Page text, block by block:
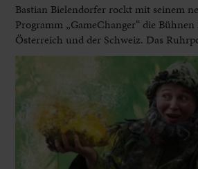
Bastian Bielendorfer rockt mit seinem
Programm „GameChanger“ die
Österreich und der Schweiz. Das